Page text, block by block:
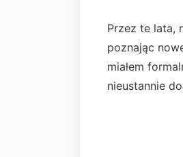
Przez te lata,
poznając
miałem
nieustannie